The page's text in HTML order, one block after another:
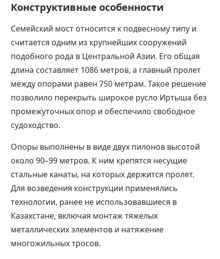
Конструктивные особенности
Семейский мост относится к подвесному типу и
считается одним из крупнейших сооружений
подобного рода в Центральной Азии. Его общая
длина составляет 1086 метров, а главный пролет
между опорами равен 750 метрам. Такое решение
позволило перекрыть широкое русло Иртыша без
промежуточных опор и обеспечило свободное
судоходство.
Опоры выполнены в виде двух пилонов высотой
около 90–99 метров. К ним крепятся несущие
стальные канаты, на которых держится пролет.
Для возведения конструкции применялись
технологии, ранее не использовавшиеся в
Казахстане, включая монтаж тяжелых
металлических элементов и натяжение
многожильных тросов.